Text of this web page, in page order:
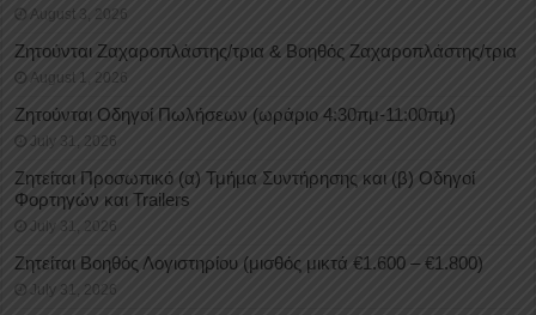
August 3, 2026
Ζητούνται Ζαχαροπλάστης/τρια & Βοηθός Ζαχαροπλάστης/τρια
August 1, 2026
Ζητούνται Οδηγοί Πωλήσεων (ωράριο 4:30πμ-11:00πμ)
July 31, 2026
Ζητείται Προσωπικό (α) Τμήμα Συντήρησης και (β) Οδηγοί
Φορτηγών και Trailers
July 31, 2026
Ζητείται Βοηθός Λογιστηρίου (μισθός μικτά €1.600 – €1.800)
July 31, 2026